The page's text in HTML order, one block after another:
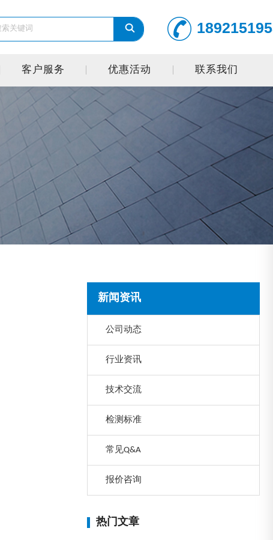
客户服务 优惠活动 联系我们
新闻资讯
公司动态
行业资讯
技术交流
检测标准
常见Q&A
报价咨询
热门文章